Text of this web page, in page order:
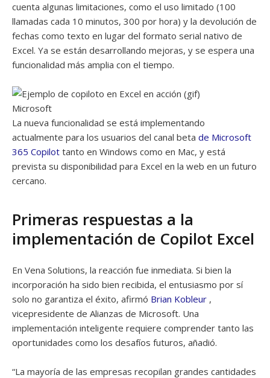
cuenta algunas limitaciones, como el uso limitado (100
llamadas cada 10 minutos, 300 por hora) y la devolución de
fechas como texto en lugar del formato serial nativo de
Excel. Ya se están desarrollando mejoras, y se espera una
funcionalidad más amplia con el tiempo.
Microsoft
La nueva funcionalidad se está implementando
actualmente para los usuarios del canal beta de Microsoft
365 Copilot tanto en Windows como en Mac, y está
prevista su disponibilidad para Excel en la web en un futuro
cercano.
Primeras respuestas a la
implementación de Copilot Excel
En Vena Solutions, la reacción fue inmediata. Si bien la
incorporación ha sido bien recibida, el entusiasmo por sí
solo no garantiza el éxito, afirmó Brian Kobleur ,
vicepresidente de Alianzas de Microsoft. Una
implementación inteligente requiere comprender tanto las
oportunidades como los desafíos futuros, añadió.
“La mayoría de las empresas recopilan grandes cantidades